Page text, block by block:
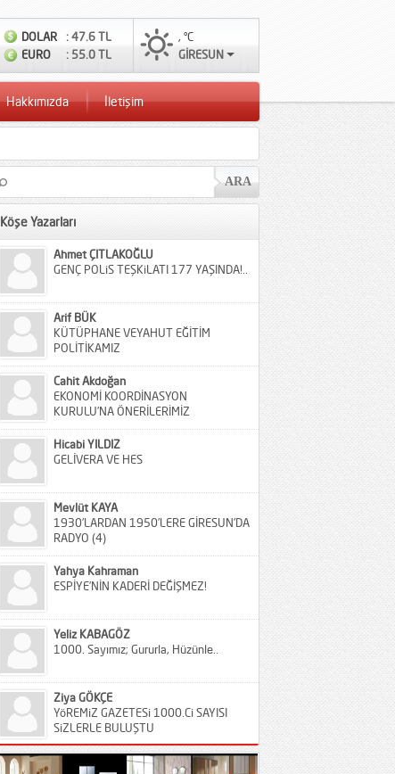
DOLAR
: 47.6 TL
EURO
: 55.0 TL
, °C
GİRESUN
Hakkımızda İletişim
Köşe Yazarları
Ahmet ÇITLAKOĞLU
GENÇ POLiS TEŞKiLATI 177 YAŞINDA!..
Arif BÜK
KÜTÜPHANE VEYAHUT EĞİTİM
POLİTİKAMIZ
Cahit Akdoğan
EKONOMİ KOORDİNASYON
KURULU’NA ÖNERİLERİMİZ
Hicabi YILDIZ
GELİVERA VE HES
Mevlüt KAYA
1930’LARDAN 1950’LERE GİRESUN’DA
RADYO (4)
Yahya Kahraman
ESPİYE’NİN KADERİ DEĞİŞMEZ!
Yeliz KABAGÖZ
1000. Sayımız; Gururla, Hüzünle..
Ziya GÖKÇE
YöREMiZ GAZETESi 1000.Ci SAYISI
SiZLERLE BULUŞTU